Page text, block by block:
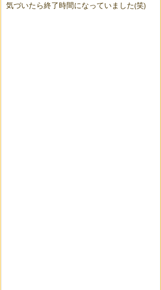
気づいたら終了時間になっていました(笑)